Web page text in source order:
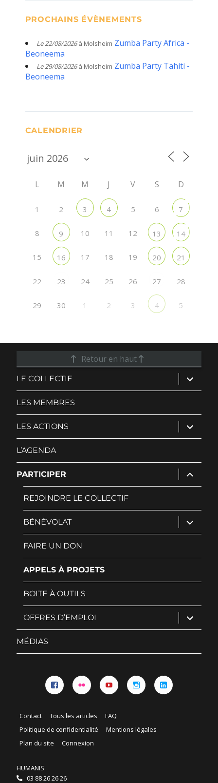
PROCHAINS ÉVÈNEMENTS
Le 22/08/2026à Molsheim Zumba Party Africa -
Beoneema
Le 29/08/2026à Molsheim Zumba Party Tahiti -
Beoneema
CALENDRIER
L M M J V S D
1 2 3 4 5 6 7
8 9 10 11 12 13 14
15 16 17 18 19 20 21
22 23 24 25 26 27 28
29 30 1 2 3 4 5
Retour en haut
LE COLLECTIF ouvrir
le
sous-
LES MEMBRES
LES ACTIONS ouvrir
le
sous-
L’AGENDA
PARTICIPER ouvrir
le
sous-
REJOINDRE LE COLLECTIF
BÉNÉVOLAT ouvrir
le
sous-
FAIRE UN DON
APPELS À PROJETS
BOITE À OUTILS
OFFRES D’EMPLOI ouvrir
le
sous-
MÉDIAS
Contact Tous les articles
FAQ
Politique de confidentialité
Mentions légales
Plan du site
Connexion
HUMANIS
03 88 26 26 26